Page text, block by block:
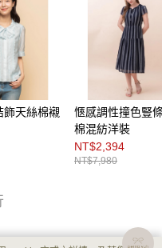
飾天絲棉襯
愜感調性撞色豎
棉混紡洋裝
NT$2,394
NT$7,980